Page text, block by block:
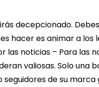
decepcionado.
hacer es animar a los
las noticias – Para las
valiosas. Solo una
de su marca